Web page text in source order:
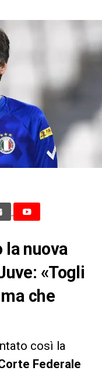
la nuova
«Togli
che
così la
Federale